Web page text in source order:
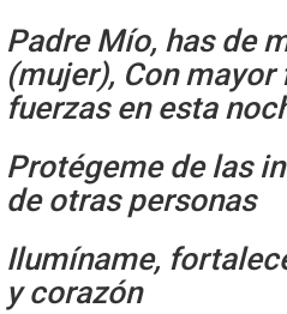
Padre Mío, has de
(mujer), Con mayor
fuerzas en esta
Protégeme de las
de otras personas
Ilumíname,
y corazón